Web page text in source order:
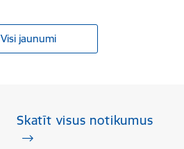
Visi jaunumi
Skatīt visus notikumus